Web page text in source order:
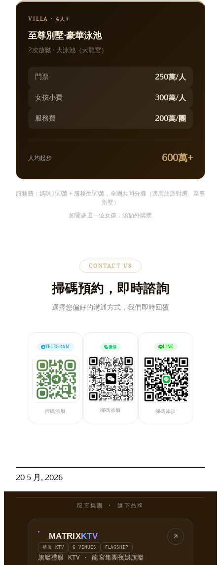
VILLA · 4人+
至尊別墅·豪華泳池
2次放鬆 · 大泳池（大龍宮）
門票 250萬/人
女孩小費 300萬/人
服務費 200萬/團
人均起步 600萬+
服務費：媽咪150萬 + 服務生50萬，全團共同分攤（適用於派對房、至尊
別墅）
如需多選一位女孩，須額外購票
CONTACT US
掃碼預約，即時諮詢
選擇您偏好的溝通方式，我們即時回覆
TELEGRAM
掃碼添加
微信
掃碼添加
LINE
掃碼添加
20 5 月, 2026
龍宮集團 · 旗下品牌
MATRIXKTV
禮服 KTV 6 VENUES FLAGSHIP
旗艦禮服 KTV · 龍宮集團夜娛旗艦